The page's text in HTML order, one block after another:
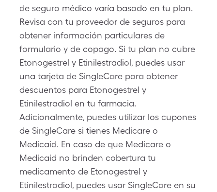
de seguro médico varía basado en tu plan.
Revisa con tu proveedor de seguros para
obtener información particulares de
formulario y de copago. Si tu plan no cubre
Etonogestrel y Etinilestradiol, puedes usar
una tarjeta de SingleCare para obtener
descuentos para Etonogestrel y
Etinilestradiol en tu farmacia.
Adicionalmente, puedes utilizar los cupones
de SingleCare si tienes Medicare o
Medicaid. En caso de que Medicare o
Medicaid no brinden cobertura tu
medicamento de Etonogestrel y
Etinilestradiol, puedes usar SingleCare en su